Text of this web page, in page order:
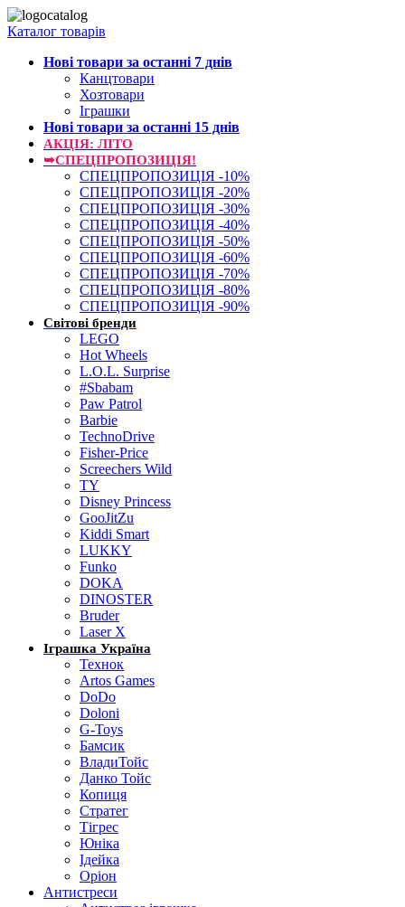
Каталог товарів
Нові товари за останнi 7 днiв
Канцтовари
Хозтовари
Іграшки
Нові товари за останнi 15 днiв
АКЦІЯ: ЛІТО
➥СПЕЦПРОПОЗИЦІЯ!
СПЕЦПРОПОЗИЦІЯ -10%
СПЕЦПРОПОЗИЦІЯ -20%
СПЕЦПРОПОЗИЦІЯ -30%
СПЕЦПРОПОЗИЦІЯ -40%
СПЕЦПРОПОЗИЦІЯ -50%
СПЕЦПРОПОЗИЦІЯ -60%
СПЕЦПРОПОЗИЦІЯ -70%
СПЕЦПРОПОЗИЦІЯ -80%
СПЕЦПРОПОЗИЦІЯ -90%
Світові бренди
LEGO
Hot Wheels
L.O.L. Surprise
#Sbabam
Paw Patrol
Barbie
TechnoDrive
Fisher-Price
Screechers Wild
TY
Disney Princess
GooJitZu
Kiddi Smart
LUKKY
Funko
DOKA
DINOSTER
Bruder
Laser X
Іграшка Україна
Технок
Artos Games
DoDo
Doloni
G-Toys
Бамсик
ВладиТойс
Данко Тойс
Копиця
Стратег
Тігрес
Юніка
Ідейка
Оріон
Антистреси